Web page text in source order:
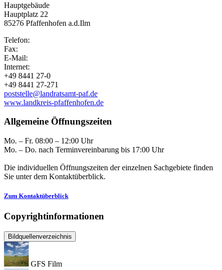
Hauptgebäude
Hauptplatz 22
85276 Pfaffenhofen a.d.Ilm
Telefon:
Fax:
E-Mail:
Internet:
+49 8441 27-0
+49 8441 27-271
poststelle@landratsamt-paf.de
www.landkreis-pfaffenhofen.de
Allgemeine Öffnungszeiten
Mo. – Fr. 08:00 – 12:00 Uhr
Mo. – Do. nach Terminvereinbarung bis 17:00 Uhr
Die individuellen Öffnungszeiten der einzelnen Sachgebiete finden
Sie unter dem Kontaktüberblick.
Zum Kontaktüberblick
Copyrightinformationen
Bildquellenverzeichnis
GFS Film